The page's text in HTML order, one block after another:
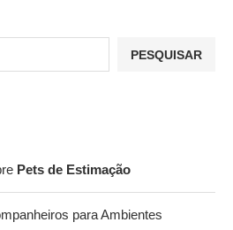
PESQUISAR
Pets de Estimação
para Ambientes